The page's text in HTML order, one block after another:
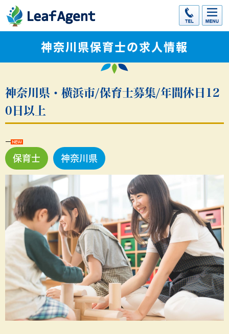
神奈川県保育士の求人情報
神奈川県・横浜市/保育士募集/年間休日12
0日以上
保育士 神奈川県